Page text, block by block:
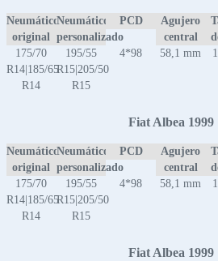
Neumático
original
Neumático
personalizado
PCD
Agujero
central
175/70
R14|185/65
R14
195/55
R15|205/50
R15
4*98 58,1 mm
Fiat Albea 1999
Neumático
original
Neumático
personalizado
PCD
Agujero
central
175/70
R14|185/65
R14
195/55
R15|205/50
R15
4*98 58,1 mm
Fiat Albea 1999